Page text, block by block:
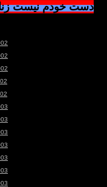
دست خودم نیست